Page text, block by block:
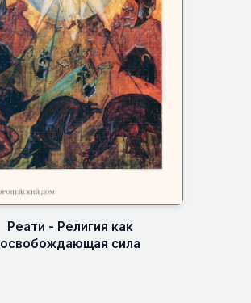
Реати - Религия как
освобождающая сила